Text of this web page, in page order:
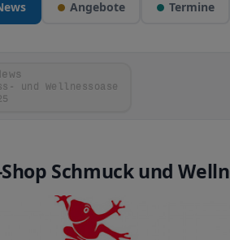
Angebote Termine
und Wellnessoase
Schmuck und